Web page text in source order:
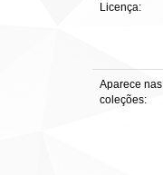
Licença:
Aparece nas
coleções: